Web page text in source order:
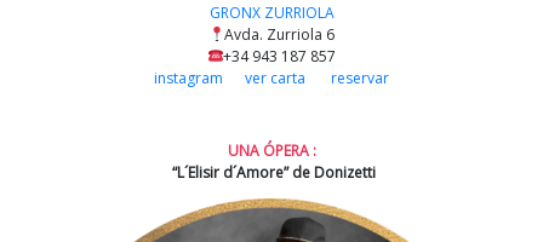
GRONX ZURRIOLA
Avda. Zurriola 6
+34 943 187 857
instagram
ver carta reservar
UNA ÓPERA :
“L´Elisir d´Amore” de Donizetti